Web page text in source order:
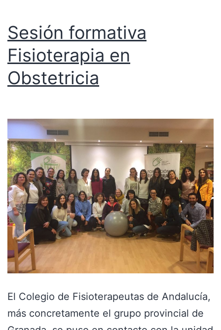
Sesión formativa
Fisioterapia en
Obstetricia
El Colegio de Fisioterapeutas de Andalucía,
más concretamente el grupo provincial de